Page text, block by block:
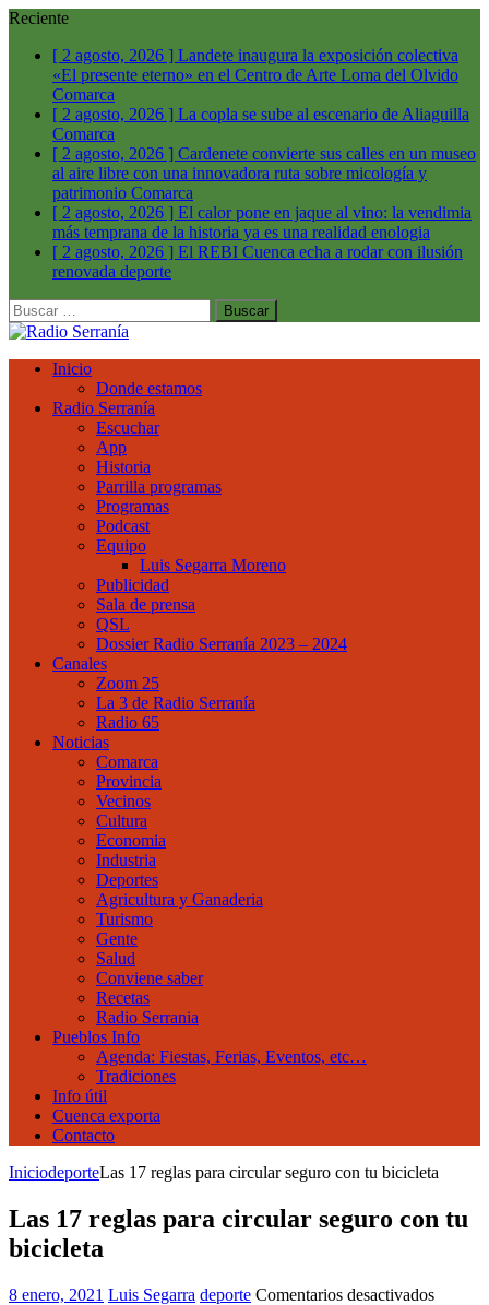
Reciente
[ 2 agosto, 2026 ] Landete inaugura la exposición colectiva
«El presente eterno» en el Centro de Arte Loma del Olvido
Comarca
[ 2 agosto, 2026 ] La copla se sube al escenario de Aliaguilla
Comarca
[ 2 agosto, 2026 ] Cardenete convierte sus calles en un museo
al aire libre con una innovadora ruta sobre micología y
patrimonio Comarca
[ 2 agosto, 2026 ] El calor pone en jaque al vino: la vendimia
más temprana de la historia ya es una realidad enologia
[ 2 agosto, 2026 ] El REBI Cuenca echa a rodar con ilusión
renovada deporte
Buscar:
Inicio
Donde estamos
Radio Serranía
Escuchar
App
Historia
Parrilla programas
Programas
Podcast
Equipo
Luis Segarra Moreno
Publicidad
Sala de prensa
QSL
Dossier Radio Serranía 2023 – 2024
Canales
Zoom 25
La 3 de Radio Serranía
Radio 65
Noticias
Comarca
Provincia
Vecinos
Cultura
Economia
Industria
Deportes
Agricultura y Ganaderia
Turismo
Gente
Salud
Conviene saber
Recetas
Radio Serrania
Pueblos Info
Agenda: Fiestas, Ferias, Eventos, etc…
Tradiciones
Info útil
Cuenca exporta
Contacto
IniciodeporteLas 17 reglas para circular seguro con tu bicicleta
Las 17 reglas para circular seguro con tu
bicicleta
8 enero, 2021 Luis Segarra deporte Comentarios desactivadosen